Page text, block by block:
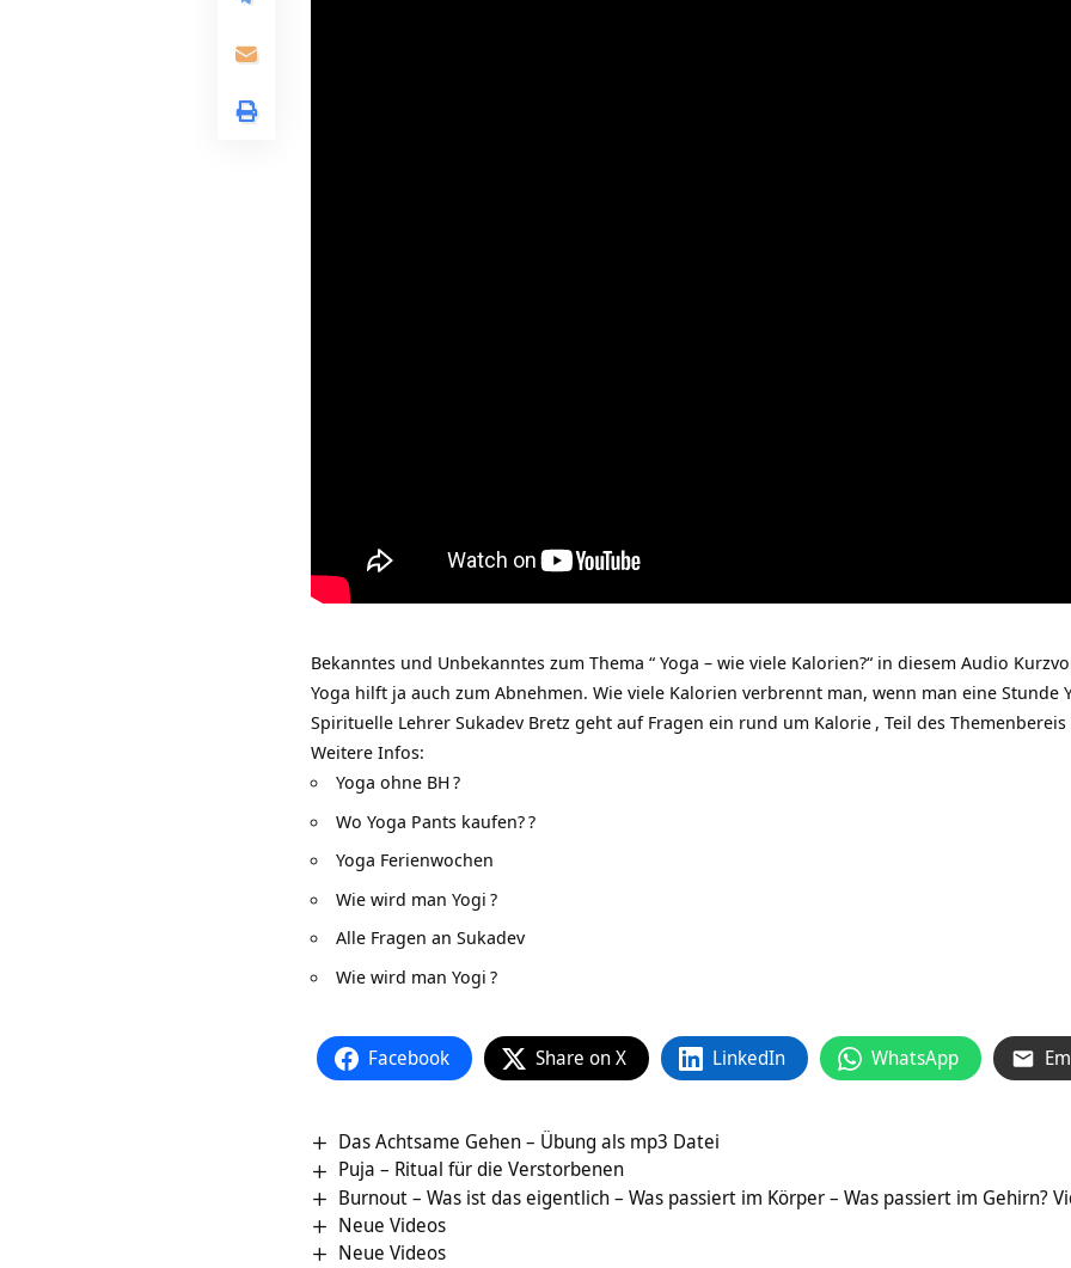
Bekanntes und Unbekanntes zum Thema “ Yoga – wie viele Kalorien?“ in diesem Audio
Yoga hilft ja auch zum Abnehmen. Wie viele Kalorien verbrennt man, wenn man eine Stunde
Spirituelle Lehrer Sukadev Bretz geht auf Fragen ein rund um Kalorie , Teil des Themenbereis
Weitere Infos:
Yoga ohne BH?
Wo Yoga Pants kaufen??
Yoga Ferienwochen
Wie wird man Yogi ?
Alle Fragen an Sukadev
Wie wird man Yogi ?
Facebook Share on X LinkedIn WhatsApp
Das Achtsame Gehen – Übung als mp3 Datei
Puja – Ritual für die Verstorbenen
Burnout – Was ist das eigentlich – Was passiert im Körper – Was passiert im Gehirn?
Neue Videos
Neue Videos